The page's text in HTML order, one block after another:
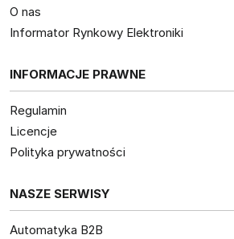
O nas
Informator Rynkowy Elektroniki
INFORMACJE PRAWNE
Regulamin
Licencje
Polityka prywatności
NASZE SERWISY
Automatyka B2B